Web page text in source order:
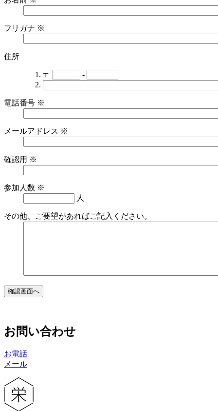
フリガナ ※
住所
〒 -
電話番号 ※
メールアドレス ※
確認用 ※
参加人数 ※
人
その他、ご要望があればご記入ください。
確認画面へ
お問い合わせ
お電話
メール